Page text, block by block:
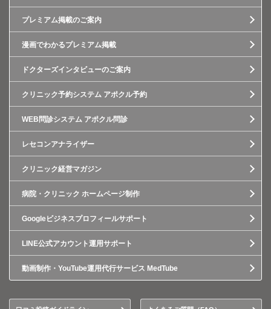
プレミアム掲載のご案内
漫画でわかるプレミアム掲載
ドクターズインタビューのご案内
クリニック予約システム アポクル予約
WEB問診システム アポクル問診
レセコンアナライザー
クリニック経営マガジン
病院・クリニック ホームページ制作
Googleビジネスプロフィールサポート
LINE公式アカウント運用サポート
動画制作・YouTube運用代行サービス MedTube